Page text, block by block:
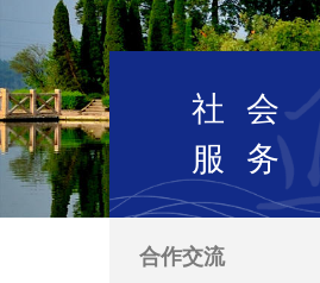
社会
服务
合作交流